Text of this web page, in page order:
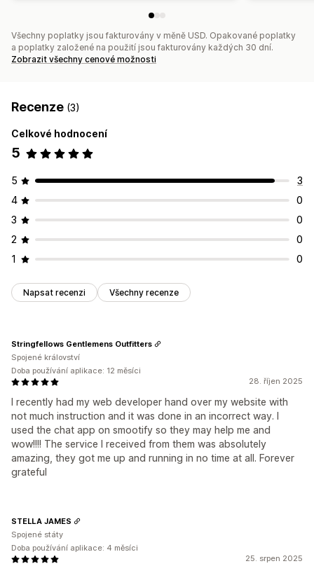
Globální sekce
Vlastní písma
Vlastní kód Fragmenty Lokalizace
SEO
Responzivní design pro mobilní zařízení CDN Audity
Testování A/​B testování Sledování
Všechny poplatky jsou fakturovány v měně USD. Opakované poplatky
a poplatky založené na použití jsou fakturovány každých 30 dní.
Zobrazit všechny cenové možnosti
Recenze (3)
Celkové hodnocení
5
5
3
4
0
3
0
2
0
1
0
Napsat recenzi Všechny recenze
28. říjen 2025
I recently had my web developer hand over my website with
not much instruction and it was done in an incorrect way. I
used the chat app on smootify so they may help me and
wow!!!! The service I received from them was absolutely
amazing, they got me up and running in no time at all. Forever
grateful
Stringfellows Gentlemens Outfitters
Spojené království
Doba používání aplikace: 12 měsíci
25. srpen 2025
STELLA JAMES
Spojené státy
Doba používání aplikace: 4 měsíci